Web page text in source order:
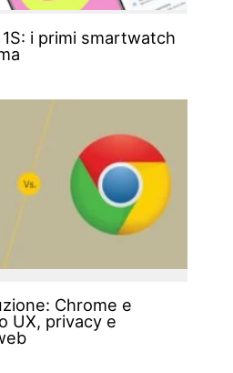
i primi smartwatch
Chrome e
UX, privacy e